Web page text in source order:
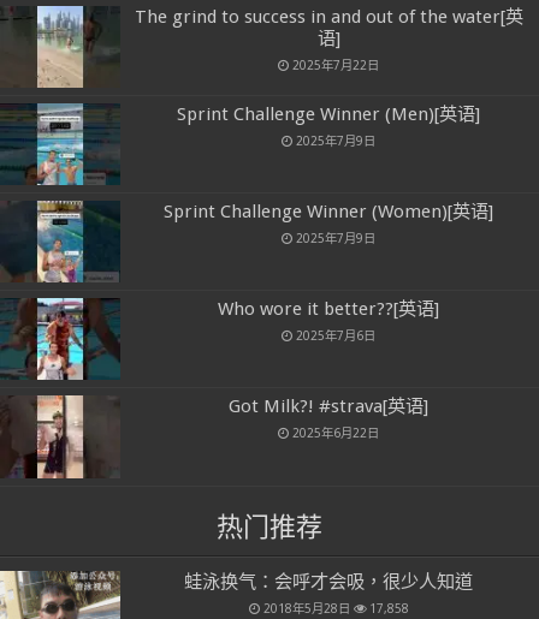
The grind to success in and out of the water[英
语]
2025年7月22日
Sprint Challenge Winner (Men)[英语]
2025年7月9日
Sprint Challenge Winner (Women)[英语]
2025年7月9日
Who wore it better??[英语]
2025年7月6日
Got Milk?! #strava[英语]
2025年6月22日
热门推荐
蛙泳换气：会呼才会吸，很少人知道
2018年5月28日 17,858